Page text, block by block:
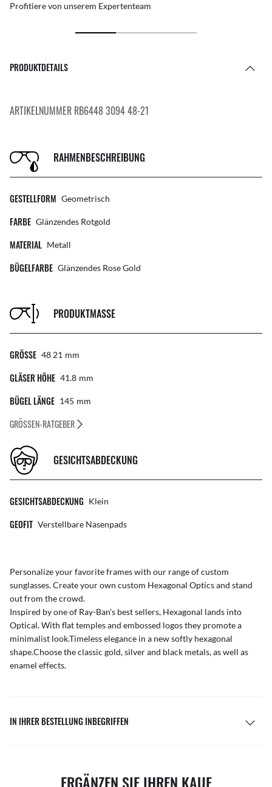
Profitiere von unserem Expertenteam
PRODUKTDETAILS
ARTIKELNUMMER RB6448 3094 48-21
RAHMENBESCHREIBUNG
GESTELLFORM Geometrisch
FARBE Glänzendes Rotgold
MATERIAL Metall
BÜGELFARBE Glänzendes Rose Gold
PRODUKTMASSE
GRÖSSE 48 21 Mm
GLÄSER HÖHE 41.8 Mm
BÜGEL LÄNGE 145 Mm
GRÖSSEN-RATGEBER
GESICHTSABDECKUNG
GESICHTSABDECKUNG Klein
GEOFIT Verstellbare Nasenpads
Personalize your favorite frames with our range ofcustom
sunglasses. Create your own custom Hexagonal Opticsand stand
out from the crowd.
Inspired by one of Ray-Ban's best sellers, Hexagonal lands into
Optical. With flat temples and embossed logos they promote a
minimalist look.Timeless elegance in a new softly hexagonal
shape.Choose the classic gold, silver and black metals, as well as
enamel effects.
IN IHRER BESTELLUNG INBEGRIFFEN
ERGÄNZEN SIE IHREN KAUF